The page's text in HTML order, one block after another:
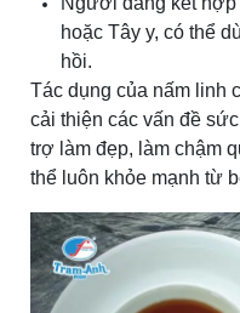
hoặc Tây y, có thể
hồi.
Tác dụng của nấm linh
cải thiện các vấn đề
trợ làm đẹp, làm chậm
thể luôn khỏe mạnh từ